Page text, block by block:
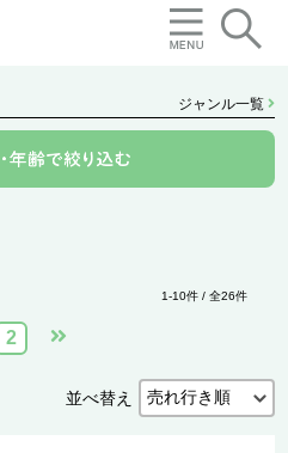
ジャンル一覧
1-10件 / 全26件
2
並べ替え